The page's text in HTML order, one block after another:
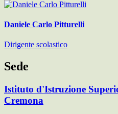
Daniele Carlo Pitturelli
Dirigente scolastico
Sede
Istituto d'Istruzione
Cremona